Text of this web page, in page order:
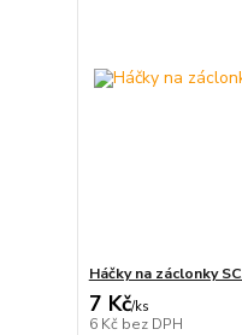
Háčky na záclonky
7 Kč/ks
6 Kč bez DPH